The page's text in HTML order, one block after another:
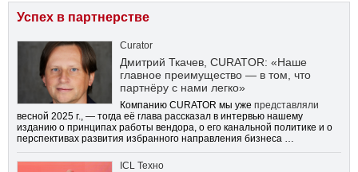
Успех в партнерстве
Curator
Дмитрий Ткачев, CURATOR: «Наше
главное преимущество — в том, что
партнёру с нами легко»
Компанию CURATOR мы уже представляли
весной 2025 г., — тогда её глава рассказал в интервью нашему
изданию о принципах работы вендора, о его канальной политике и о
перспективах развития избранного направления бизнеса …
ICL Техно